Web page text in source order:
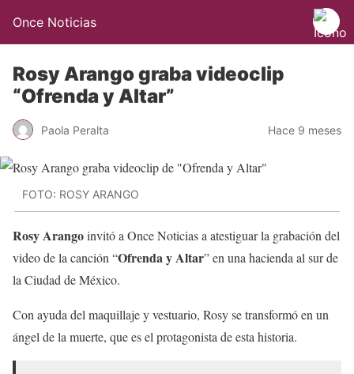
Once Noticias
Rosy Arango graba videoclip
“Ofrenda y Altar”
Paola Peralta Hace 9 meses
FOTO: ROSY ARANGO
Rosy Arangoinvitó a Once Noticias a atestiguar la grabación del
video de la canción “Ofrenda y Altar” en una hacienda al sur de
la Ciudad de México.
Con ayuda del maquillaje y vestuario, Rosy se transformó en un
ángel de la muerte, que es el protagonista de esta historia.